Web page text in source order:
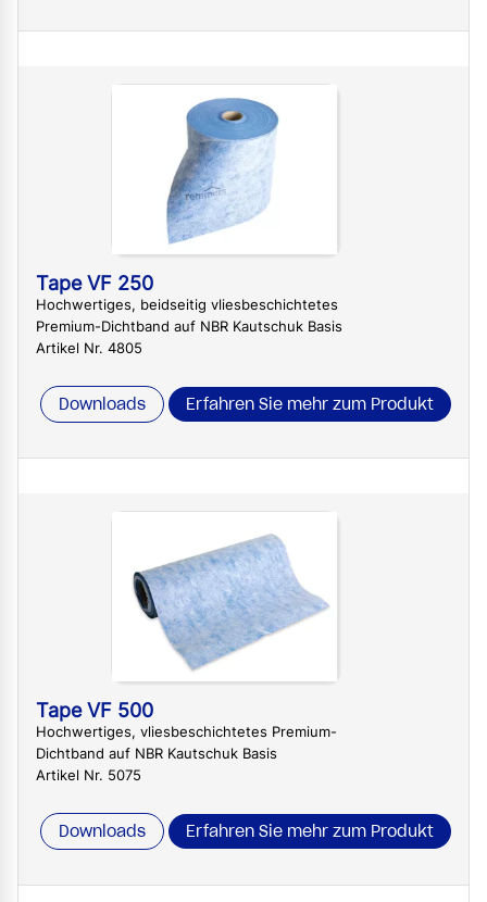
Tape VF 250
Hochwertiges, beidseitig vliesbeschichtetes
Premium-Dichtband auf NBR Kautschuk Basis
Artikel Nr. 4805
Downloads Erfahren Sie mehr zum Produkt
Tape VF 500
Hochwertiges, vliesbeschichtetes Premium-
Dichtband auf NBR Kautschuk Basis
Artikel Nr. 5075
Downloads Erfahren Sie mehr zum Produkt